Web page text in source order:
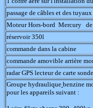
passage de câbles et des
Moteur Hors-bord Mercury
réservoir 350l
commande dans la cabine
commande amovible arrière
radar GPS lecteur de carte
Groupe hydraulique benzine
pour les appareils suivant :